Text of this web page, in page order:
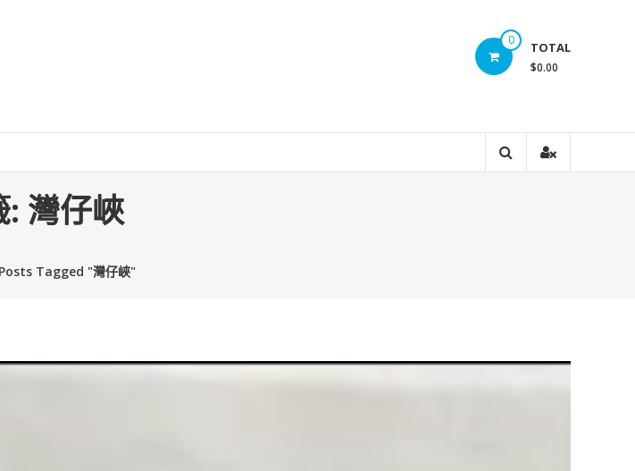
0 TOTAL
$0.00
: 灣仔峽
Posts Tagged "灣仔峽"